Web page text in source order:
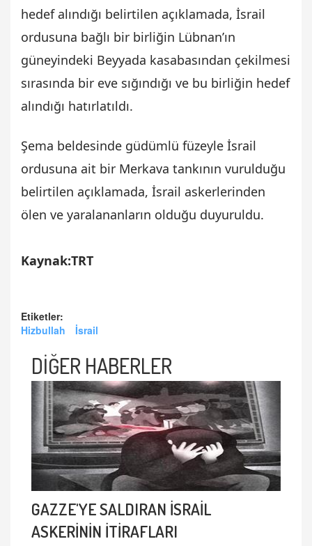
hedef alındığı belirtilen açıklamada, İsrail
ordusuna bağlı bir birliğin Lübnan’ın
güneyindeki Beyyada kasabasından çekilmesi
sırasında bir eve sığındığı ve bu birliğin hedef
alındığı hatırlatıldı.
Şema beldesinde güdümlü füzeyle İsrail
ordusuna ait bir Merkava tankının vurulduğu
belirtilen açıklamada, İsrail askerlerinden
ölen ve yaralananların olduğu duyuruldu.
Kaynak:TRT
Etiketler:
Hizbullah
İsrail
DİĞER HABERLER
GAZZE'YE SALDIRAN İSRAİL
ASKERİNİN İTİRAFLARI